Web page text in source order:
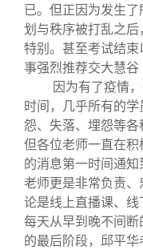
已。但正因为发生
划与秩序被打乱之
特别。甚至考试结
事强烈推荐交大慧谷
因为有了疫情
时间，几乎所有的
怨、失落、埋怨等各
但各位老师一直在
的消息第一时间通
老师更是非常负责
论是线上直播课、线
每天从早到晚不间
的最后阶段，邱平